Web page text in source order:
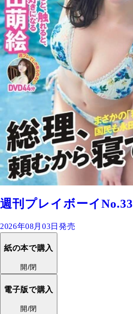
週刊プレイボーイNo.33
2026年08月03日発売
紙の本で購入
開/閉
電子版で購入
開/閉